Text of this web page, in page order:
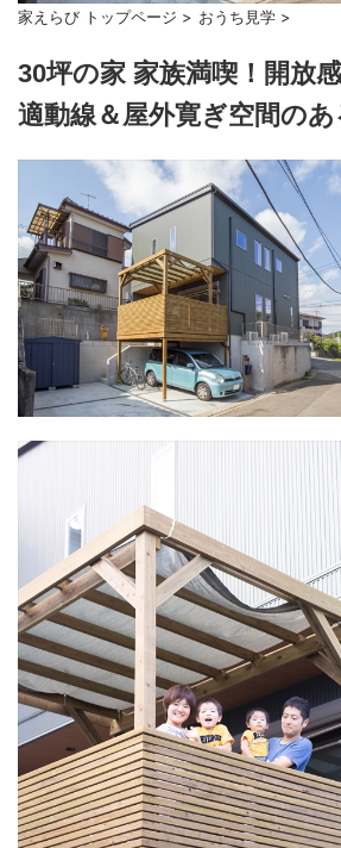
家えらび トップページ > おうち見学 >
30坪の家 家族満喫！開放
適動線＆屋外寛ぎ空間の